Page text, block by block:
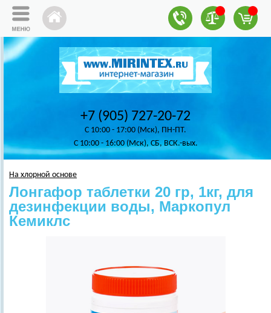
+7 (905) 727-20-72
C 10:00 - 17:00 (Мск), ПН-ПТ.
C 10:00 - 16:00 (Мск), СБ, ВСК.-вых.
На хлорной основе
Лонгафор таблетки 20 гр, 1кг, для
дезинфекции воды, Маркопул
Кемиклс